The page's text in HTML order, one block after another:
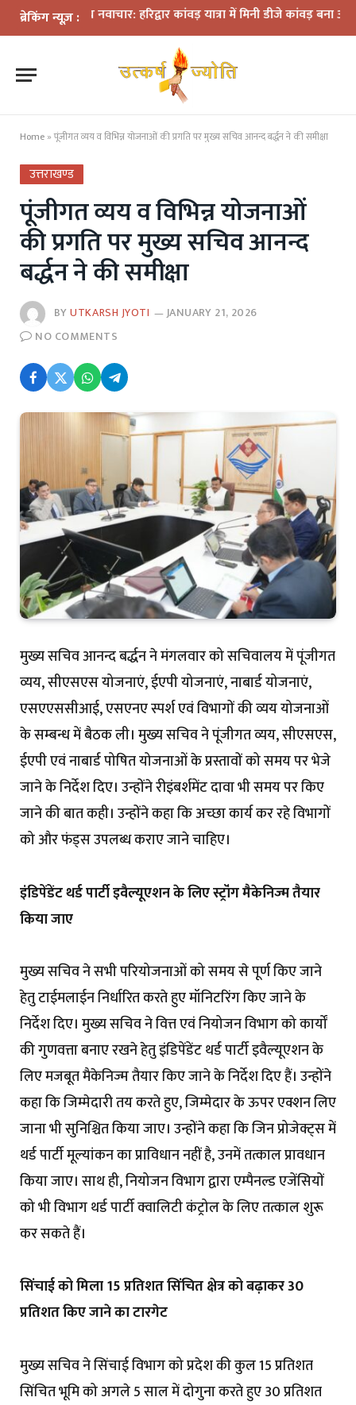
ब्रेकिंग न्यूज़ :
के बीच नवाचार: हरिद्वार कांवड़ यात्रा में मिनी डीजे कांवड़ बना आकर्षण
Home »पूंजीगत व्यय व विभिन्न योजनाओं की प्रगति पर मुख्य सचिव आनन्द बर्द्धन ने की समीक्षा
उत्तराखण्ड
पूंजीगत व्यय व विभिन्न योजनाओं
की प्रगति पर मुख्य सचिव आनन्द
बर्द्धन ने की समीक्षा
BYUTKARSH JYOTI
JANUARY 21, 2026
NO COMMENTS
मुख्य सचिव आनन्द बर्द्धन ने मंगलवार को सचिवालय में पूंजीगत
व्यय, सीएसएस योजनाएं, ईएपी योजनाएं, नाबार्ड योजनाएं,
एसएएससीआई, एसएनए स्पर्श एवं विभागों की व्यय योजनाओं
के सम्बन्ध में बैठक ली। मुख्य सचिव ने पूंजीगत व्यय, सीएसएस,
ईएपी एवं नाबार्ड पोषित योजनाओं के प्रस्तावों को समय पर भेजे
जाने के निर्देश दिए। उन्होंने रीइंबर्शमेंट दावा भी समय पर किए
जाने की बात कही। उन्होंने कहा कि अच्छा कार्य कर रहे विभागों
को और फंड्स उपलब्ध कराए जाने चाहिए।
इंडिपेंडेंट थर्ड पार्टी इवैल्यूएशन के लिए स्ट्रॉंग मैकेनिज्म तैयार
किया जाए
मुख्य सचिव ने सभी परियोजनाओं को समय से पूर्ण किए जाने
हेतु टाईमलाईन निर्धारित करते हुए मॉनिटरिंग किए जाने के
निर्देश दिए। मुख्य सचिव ने वित्त एवं नियोजन विभाग को कार्यों
की गुणवत्ता बनाए रखने हेतु इंडिपेंडेंट थर्ड पार्टी इवैल्यूएशन के
लिए मजबूत मैकेनिज्म तैयार किए जाने के निर्देश दिए हैं। उन्होंने
कहा कि जिम्मेदारी तय करते हुए, जिम्मेदार के ऊपर एक्शन लिए
जाना भी सुनिश्चित किया जाए। उन्होंने कहा कि जिन प्रोजेक्ट्स में
थर्ड पार्टी मूल्यांकन का प्राविधान नहीं है, उनमें तत्काल प्रावधान
किया जाए। साथ ही, नियोजन विभाग द्वारा एम्पैनल्ड एजेंसियों
को भी विभाग थर्ड पार्टी क्वालिटी कंट्रोल के लिए तत्काल शुरू
कर सकते हैं।
सिंचाई को मिला 15 प्रतिशत सिंचित क्षेत्र को बढ़ाकर 30
प्रतिशत किए जाने का टारगेट
मुख्य सचिव ने सिंचाई विभाग को प्रदेश की कुल 15 प्रतिशत
सिंचित भूमि को अगले 5 साल में दोगुना करते हुए 30 प्रतिशत